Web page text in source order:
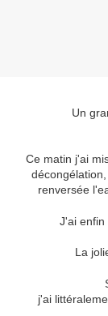
Un
Ce matin j'ai
renversée
J'ai
La
j'ai